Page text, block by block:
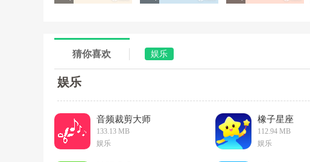
猜你喜欢 娱乐
娱乐
音频裁剪大师
133.13 MB
娱乐
橡子星座
112.94 MB
娱乐